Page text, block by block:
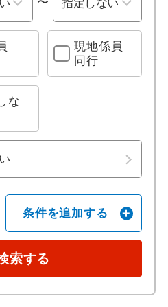
現地係員
同行
な
条件を追加する
索する
フ